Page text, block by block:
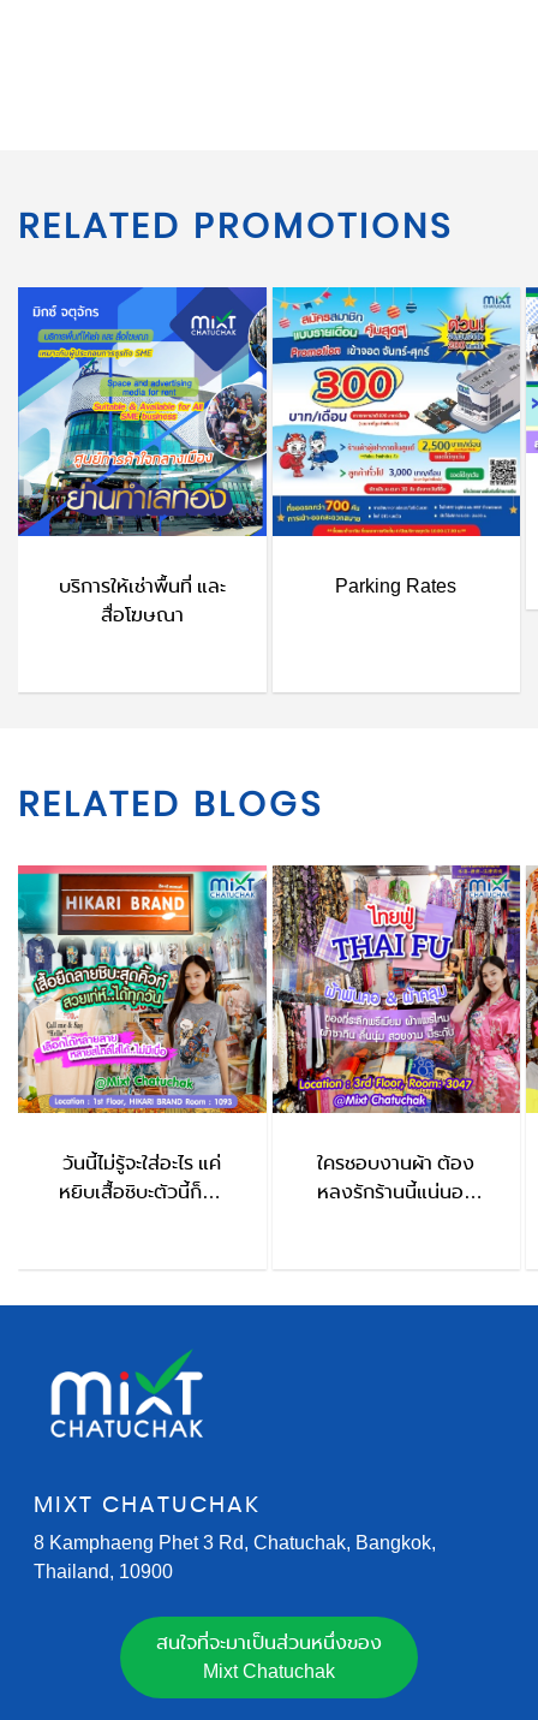
RELATED PROMOTIONS
บริการให้เช่าพื้นที่ และ
สื่อโฆษณา
Parking Rates
RELATED BLOGS
วันนี้ไม่รู้จะใส่อะไร แค่
หยิบเสื้อชิบะตัวนี้ก็จบ
ใครชอบงานผ้า ต้อง
หลงรักร้านนี้แน่นอน
MIXT CHATUCHAK
8 Kamphaeng Phet 3 Rd, Chatuchak, Bangkok,
Thailand, 10900
สนใจที่จะมาเป็นส่วนหนึ่งของ
Mixt Chatuchak